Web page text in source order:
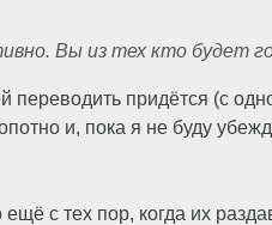
Вы из тех кто будет
придётся (с
и, пока я не буду
с тех пор, когда их